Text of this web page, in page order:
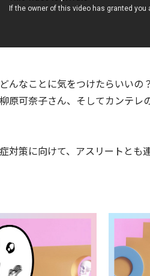
んなことに気をつけたらいいの
原可奈子さん、そしてカンテレ
対策に向けて、アスリートとも